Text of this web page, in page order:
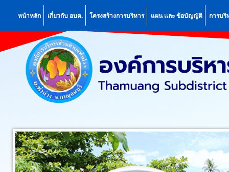
หน้าหลัก เกี่ยวกับ อบต. โครงสร้างการบริหาร แผน เเละ ข้อบัญญัติ การบริ